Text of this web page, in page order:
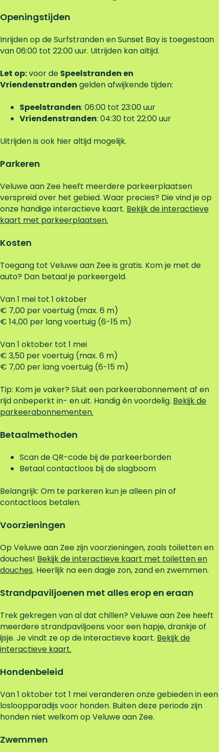
d
v
r
g
e
Openingstijden
Inrijden op de Surfstranden en Sunset Bay is toegestaan
van 06:00 tot 22:00 uur. Uitrijden kan altijd.
Let op:voor de Speelstranden en
Vriendenstranden gelden afwijkende tijden:
Speelstranden: 06:00 tot 23:00 uur
Vriendenstranden: 04:30 tot 22:00 uur
Uitrijden is ook hier altijd mogelijk.
Parkeren
Veluwe aan Zee heeft meerdere parkeerplaatsen
verspreid over het gebied. Waar precies? Die vind je op
onze handige interactieve kaart. Bekijk de interactieve
kaart met parkeerplaatsen.
Kosten
Toegang tot Veluwe aan Zee is gratis. Kom je met de
auto? Dan betaal je parkeergeld.
Van 1 mei tot 1 oktober
€ 7,00 per voertuig (max. 6 m)
€ 14,00 per lang voertuig (6-15 m)
Van 1 oktober tot 1 mei
€ 3,50 per voertuig (max. 6 m)
€ 7,00 per lang voertuig (6-15 m)
Tip: Kom je vaker? Sluit een parkeerabonnement af en
rijd onbeperkt in- en uit. Handig én voordelig. Bekijk de
parkeerabonnementen.
Betaalmethoden
Scan de QR-code bij de parkeerborden
Betaal contactloos bij de slagboom
Belangrijk: Om te parkeren kun je alleen pin of
contactloos betalen.
Voorzieningen
Op Veluwe aan Zee zijn voorzieningen, zoals toiletten en
douches! Bekijk de interactieve kaart met toiletten en
douches. Heerlijk na een dagje zon, zand en zwemmen.
Strandpaviljoenen met alles erop en eraan
Trek gekregen van al dat chillen? Veluwe aan Zee heeft
meerdere strandpaviljoens voor een hapje, drankje of
ijsje. Je vindt ze op de interactieve kaart. Bekijk de
interactieve kaart.
Hondenbeleid
Van 1 oktober tot 1 mei veranderen onze gebieden in een
losloopparadijs voor honden. Buiten deze periode zijn
honden niet welkom op Veluwe aan Zee.
Zwemmen